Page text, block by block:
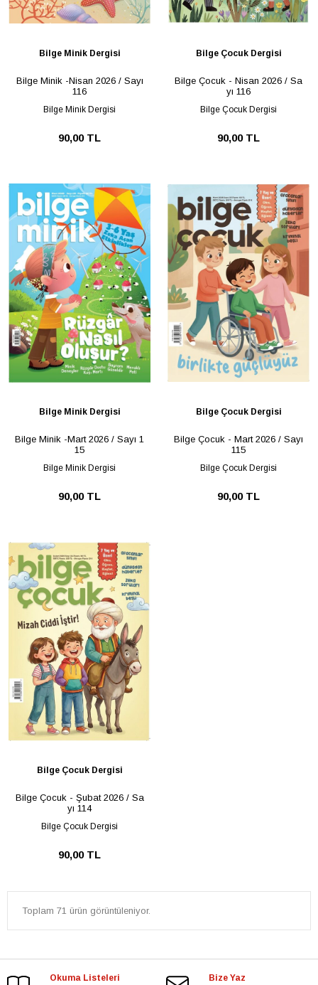
Bilge Minik Dergisi
Bilge Minik -Nisan 2026 / Sayı
116
Bilge Minik Dergisi
90,00 TL
Bilge Çocuk Dergisi
Bilge Çocuk - Nisan 2026 / Sa
yı 116
Bilge Çocuk Dergisi
90,00 TL
Bilge Minik Dergisi
Bilge Minik -Mart 2026 / Sayı 1
15
Bilge Minik Dergisi
90,00 TL
Bilge Çocuk Dergisi
Bilge Çocuk - Mart 2026 / Sayı
115
Bilge Çocuk Dergisi
90,00 TL
Bilge Çocuk Dergisi
Bilge Çocuk - Şubat 2026 / Sa
yı 114
Bilge Çocuk Dergisi
90,00 TL
Toplam 71 ürün görüntüleniyor.
Okuma Listeleri
Bize Yaz